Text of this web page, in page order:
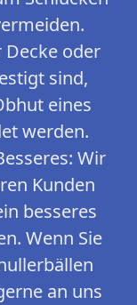
Decke oder
sind,
eines
werden.
Wir
Kunden
besseres
Wenn Sie
an uns